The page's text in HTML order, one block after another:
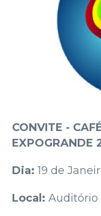
CONVITE -
EXPOGRANDE
Dia: 19 de
Local: Auditório